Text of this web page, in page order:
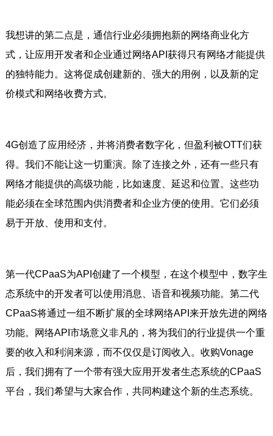
我想讲的第二点是，通信行业必须拥抱新的网络商业化方
式，让应用开发者和企业通过网络API获得只有网络才能提供
的独特能力。这将促成创建新的、强大的用例，以及新的定
价模式和网络收费方式。
4G创造了应用经济，并将消费者数字化，但盈利被OTT们获
得。我们不能让这一切重演。除了连接之外，还有一些只有
网络才能提供的高级功能，比如速度、延迟和位置。这些功
能必须在全球范围内供消费者和企业方便的使用。它们必须
易于开放、使用和支付。
第一代CPaaS为API创建了一个模型，在这个模型中，数字生
态系统中的开发者可以使用消息、语音和视频功能。第二代
CPaaS将通过一组不断扩展的全球网络API来开放先进的网络
功能。网络API市场意义非凡的，将为我们的行业提供一个重
要的收入和利润来源，而不仅仅是订阅收入。收购Vonage
后，我们拥有了一个带有强大应用开发者生态系统的CPaaS
平台，我们希望与大家合作，共同构建这个新的生态系统。